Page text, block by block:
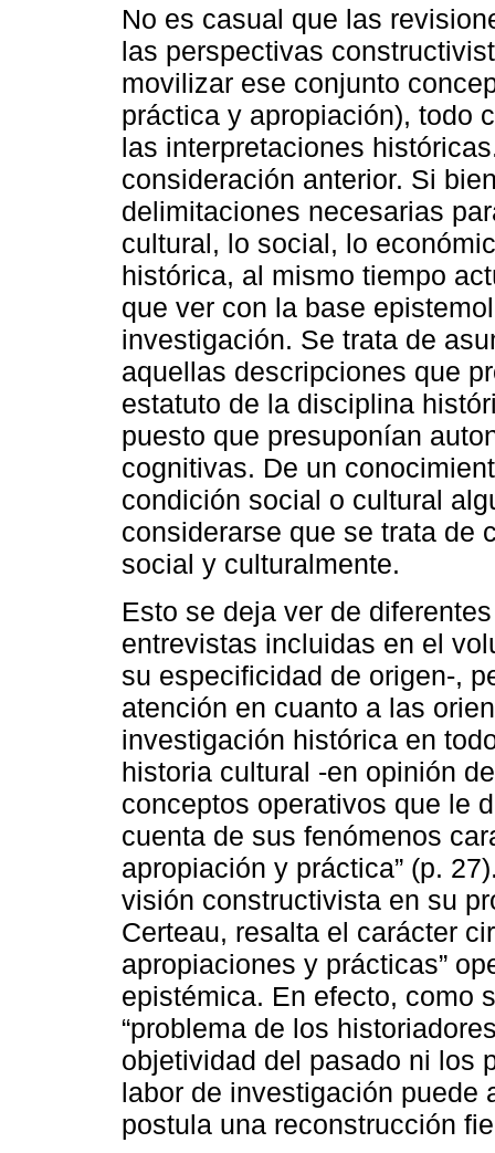
No es casual que las
las perspectivas
movilizar ese conjunto
práctica y apropiación), todo
las interpretaciones
consideración anterior. Si
delimitaciones necesarias
cultural, lo social, lo
histórica, al mismo tiempo
que ver con la base
investigación. Se trata de
aquellas descripciones que
estatuto de la disciplina
puesto que presuponían
cognitivas. De un
condición social o cultural
considerarse que se trata de
social y culturalmente.
Esto se deja ver de
entrevistas incluidas en el
su especificidad de origen-,
atención en cuanto a las
investigación histórica en
historia cultural -en opinión
conceptos operativos que le
cuenta de sus fenómenos
apropiación y práctica” (p.
visión constructivista en su
Certeau, resalta el carácter
apropiaciones y prácticas”
epistémica. En efecto, como
“problema de los
objetividad del pasado ni los
labor de investigación puede
postula una reconstrucción